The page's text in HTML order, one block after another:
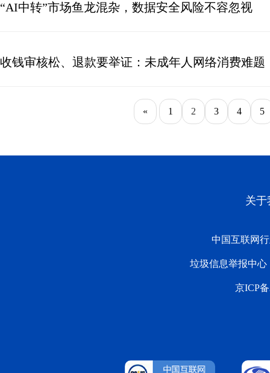
“AI中转”市场鱼龙混杂，数据安全风险不容忽视
收钱审核松、退款要举证：未成年人网络消费难题
« 1 2 3 4 5
关于
中国互联网
垃圾信息举报中心
京ICP